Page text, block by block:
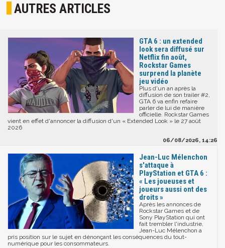
AUTRES ARTICLES
GTA 6 : un extended
look sera diffusé sur
Netflix fin août,
Rockstar Games
surprend la planète
jeu vidéo
Plus d'un an après la
diffusion de son trailer #2,
GTA 6 va enfin refaire
parler de lui de manière
officielle. Rockstar Games
vient en effet d'annoncer la diffusion d'un « Extended Look » le 27 août
2026
06/08/2026, 14:26
Jean-Luc Mélenchon
s'attaque à
PlayStation et GTA 6 :
« Les joueuses et
joueurs aussi ont des
droits »
Après les annonces de
Rockstar Games et de
Sony PlayStation qui ont
fait trembler l'industrie,
Jean-Luc Mélenchon a
pris position sur le sujet en dénonçant les conséquences du tout-
numérique pour les consommateurs.